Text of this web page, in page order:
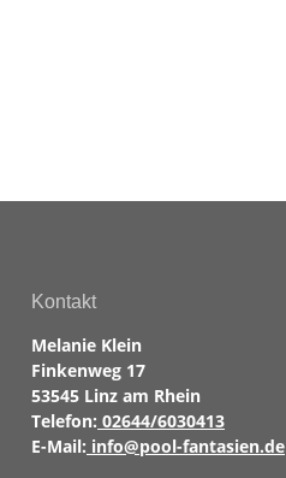
Kontakt
Melanie Klein
Finkenweg 17
53545 Linz am Rhein
Telefon: 02644/6030413
E-Mail: info@pool-fantasien.de